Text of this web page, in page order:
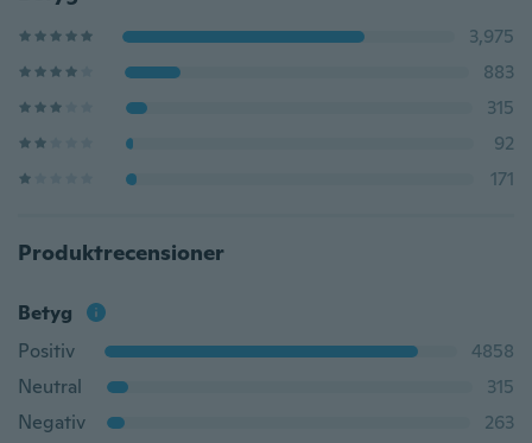
3,975
883
315
92
171
Produktrecensioner
Betyg
Positiv
4858
Neutral
315
Negativ
263